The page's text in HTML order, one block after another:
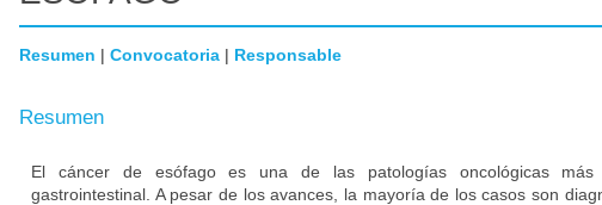
Resumen | Convocatoria | Responsable
Resumen
El cáncer de esófago es una de las patologías oncológicas más
gastrointestinal. A pesar de los avances, la mayoría de los casos son